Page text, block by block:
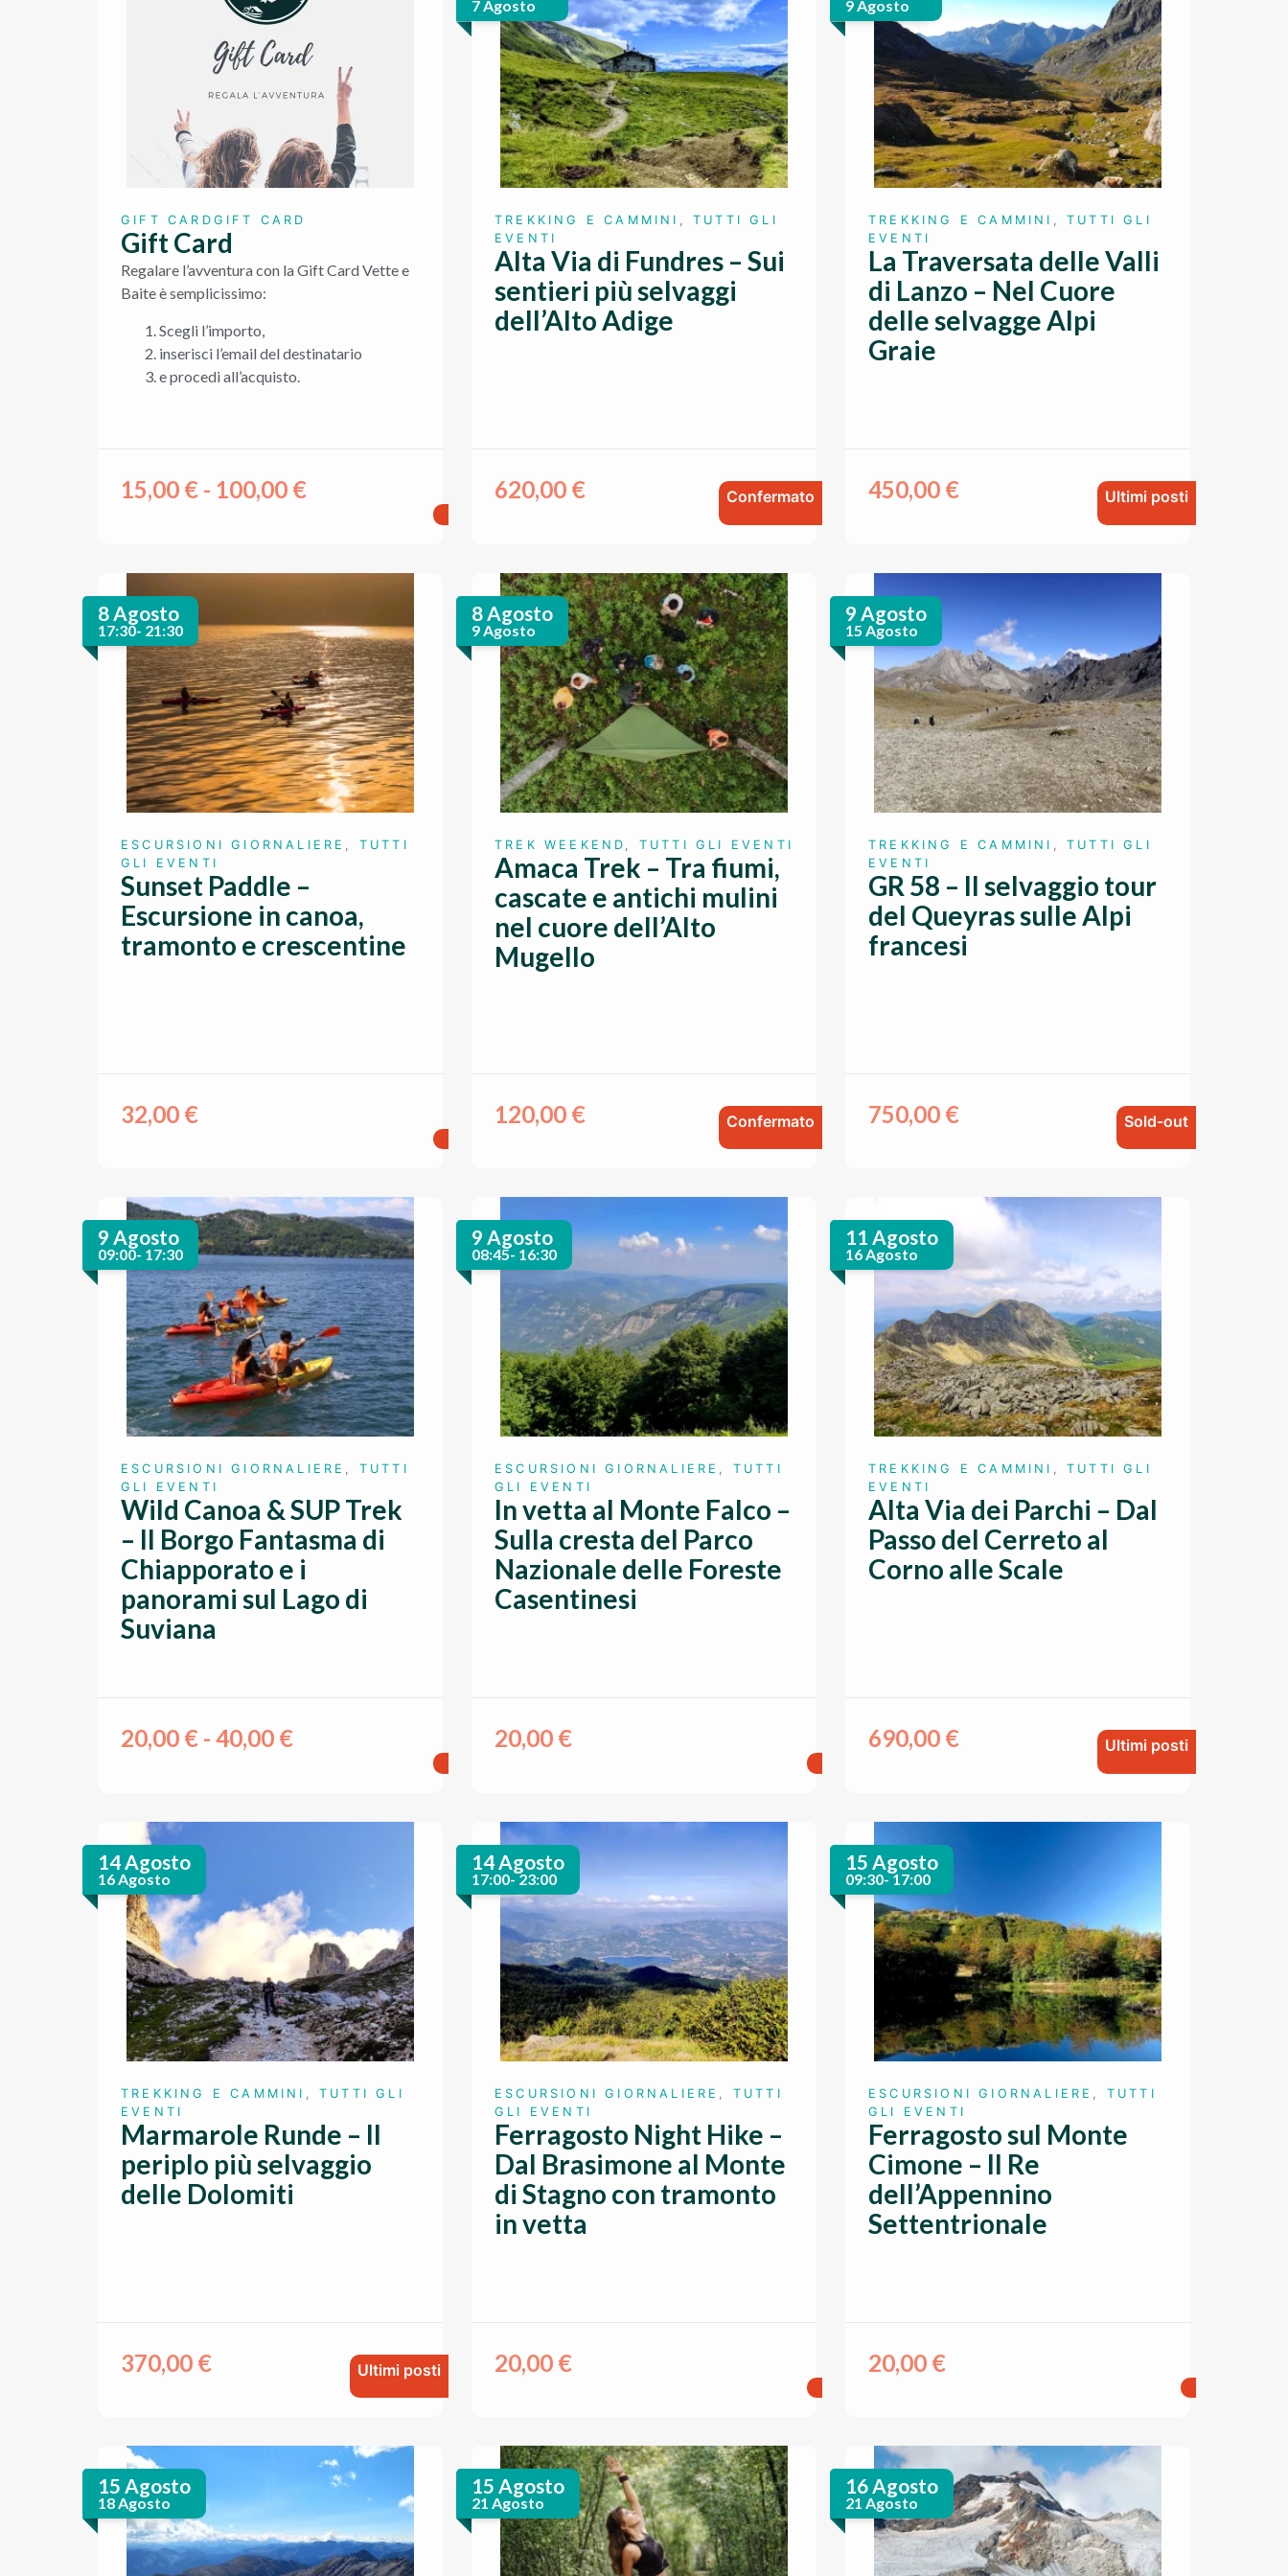
GIFT CARD GIFT CARD
Gift Card
Regalare l’avventura con la Gift Card Vette e
Baite è semplicissimo:
Scegli l’importo,
inserisci l’email del destinatario
e procedi all’acquisto.
15,00 € - 100,00 €
TREKKING E CAMMINI ,TUTTI GLI
EVENTI
Alta Via di Fundres – Sui
sentieri più selvaggi
dell’Alto Adige
620,00 €
7 Agosto
Confermato
TREKKING E CAMMINI ,TUTTI GLI
EVENTI
La Traversata delle Valli
di Lanzo – Nel Cuore
delle selvagge Alpi
Graie
450,00 €
9 Agosto
Ultimi posti
ESCURSIONI GIORNALIERE
TUTTI
GLI EVENTI
Sunset Paddle –
Escursione in canoa,
tramonto e crescentine
32,00 €
8 Agosto
17:30- 21:30
TREK WEEKEND TUTTI GLI EVENTI
Amaca Trek – Tra fiumi,
cascate e antichi mulini
nel cuore dell’Alto
Mugello
120,00 €
8 Agosto
9 Agosto
Confermato
TREKKING E CAMMINI ,TUTTI GLI
EVENTI
GR 58 – Il selvaggio tour
del Queyras sulle Alpi
francesi
750,00 €
9 Agosto
15 Agosto
Sold-out
ESCURSIONI GIORNALIERE , TUTTI
GLI EVENTI
Wild Canoa & SUP Trek
– Il Borgo Fantasma di
Chiapporato e i
panorami sul Lago di
Suviana
20,00 € - 40,00 €
9 Agosto
09:00- 17:30
ESCURSIONI GIORNALIERE , TUTTI
GLI EVENTI
In vetta al Monte Falco –
Sulla cresta del Parco
Nazionale delle Foreste
Casentinesi
20,00 €
9 Agosto
08:45- 16:30
TREKKING E CAMMINI ,TUTTI GLI
EVENTI
Alta Via dei Parchi – Dal
Passo del Cerreto al
Corno alle Scale
690,00 €
11 Agosto
16 Agosto
Ultimi posti
TREKKING E CAMMINI ,TUTTI GLI
EVENTI
Marmarole Runde – Il
periplo più selvaggio
delle Dolomiti
370,00 €
14 Agosto
16 Agosto
Ultimi posti
ESCURSIONI GIORNALIERE
TUTTI
GLI EVENTI
Ferragosto Night Hike –
Dal Brasimone al Monte
di Stagno con tramonto
in vetta
20,00 €
14 Agosto
17:00- 23:00
ESCURSIONI GIORNALIERE
TUTTI
GLI EVENTI
Ferragosto sul Monte
Cimone – Il Re
dell’Appennino
Settentrionale
20,00 €
15 Agosto
09:30- 17:00
15 Agosto
18 Agosto
15 Agosto
21 Agosto
16 Agosto
21 Agosto